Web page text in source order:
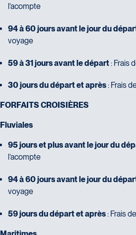
l’acompte
94 à 60 jours avant le jour du
voyage
59 à 31 jours avant le départ: Frais
30 jours du départ et après: Frais
FORFAITS CROISIÈRES
Fluviales
95 jours et plus avant le jour du
l’acompte
94 à 60 jours avant le jour du
voyage
59 jours du départ et après: Frais